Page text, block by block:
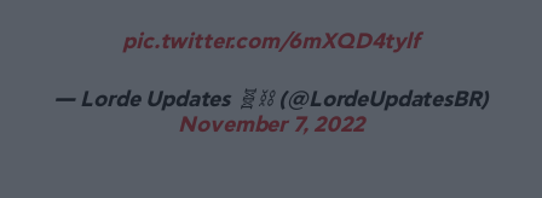
pic.twitter.com/6mXQD4tylf
— Lorde Updates 🧬⛓️ (@LordeUpdatesBR)
November 7, 2022